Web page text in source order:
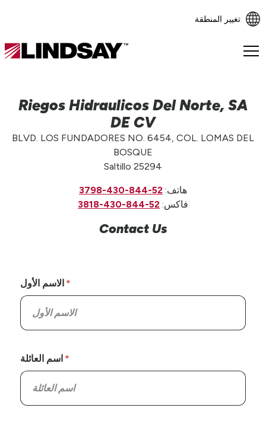
تغيير المنطقة
Lindsay.
Riegos Hidraulicos Del Norte, SA
DE CV
BLVD. LOS FUNDADORES NO. 6454, COL. LOMAS DEL
BOSQUE
Saltillo 25294
هاتف: 52-844-430-3798
فاكس: 52-844-430-3818
Contact Us
الاسم الأول
اسم العائلة